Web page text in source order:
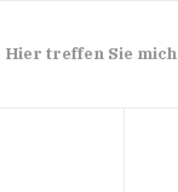
Hier treffen Sie mich